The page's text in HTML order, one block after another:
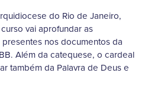
do Rio de Janeiro,
vai aprofundar as
nos documentos da
Além da catequese, o cardeal
também da Palavra de Deus e